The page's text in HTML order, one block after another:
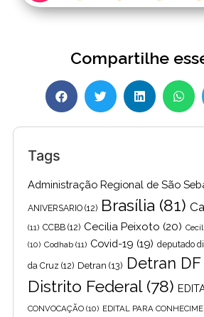
Compartilhe
Tags
Administração Regional de São
ANIVERSARIO (12) Brasília (81)
(11) CCBB (12) Cecilia Peixoto (20)
(10) Codhab (11) Covid-19 (19) deputado
da Cruz (12) Detran (13) Detran DF
Distrito Federal(78)
CONVOCAÇÃO (10) EDITAL PARA